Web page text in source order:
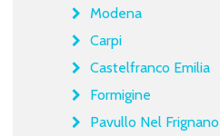
Modena
Carpi
Castelfranco Emilia
Formigine
Pavullo Nel Frignano